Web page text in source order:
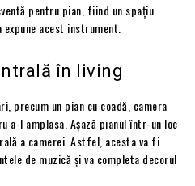
pentru pian, fiind un spațiu
acest instrument.
în living
precum un pian cu coadă, camera
l amplasa. Așază pianul într-un loc
a camerei. Astfel, acesta va fi
de muzică și va completa decorul